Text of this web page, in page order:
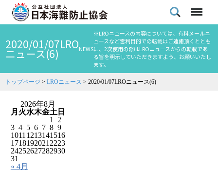
2020/01/07LRO
ニュース(6) NEWS
※LROニュースの内容については、有料メールニ
ュースなど営利目的での転載はご遠慮頂くととも
に、2次使用の際はLROニュースからの転載であ
る旨を明示していただきますよう、お願いいたし
ます。
トップページ >LROニュース >2020/01/07LROニュース(6)
2026年8月
月 火水木金土 日
1
2
3 4 5 6 7 8 9
1011 1213141516
1718192021 2223
24252627282930
31
« 4月